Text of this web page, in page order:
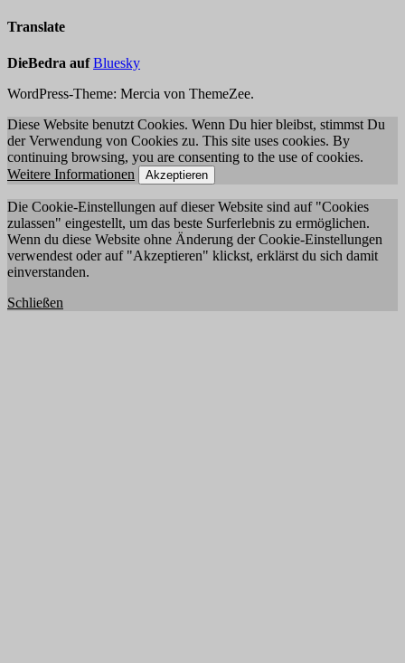
Translate
DieBedra auf Bluesky
WordPress-Theme: Mercia von ThemeZee.
Diese Website benutzt Cookies. Wenn Du hier bleibst, stimmst Du
der Verwendung von Cookies zu. This site uses cookies. By
continuing browsing, you are consenting to the use of cookies.
Weitere Informationen
Akzeptieren
Die Cookie-Einstellungen auf dieser Website sind auf "Cookies
zulassen" eingestellt, um das beste Surferlebnis zu ermöglichen.
Wenn du diese Website ohne Änderung der Cookie-Einstellungen
verwendest oder auf "Akzeptieren" klickst, erklärst du sich damit
einverstanden.
Schließen